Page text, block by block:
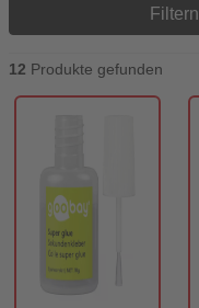
Filtern
12 Produkte gefunden